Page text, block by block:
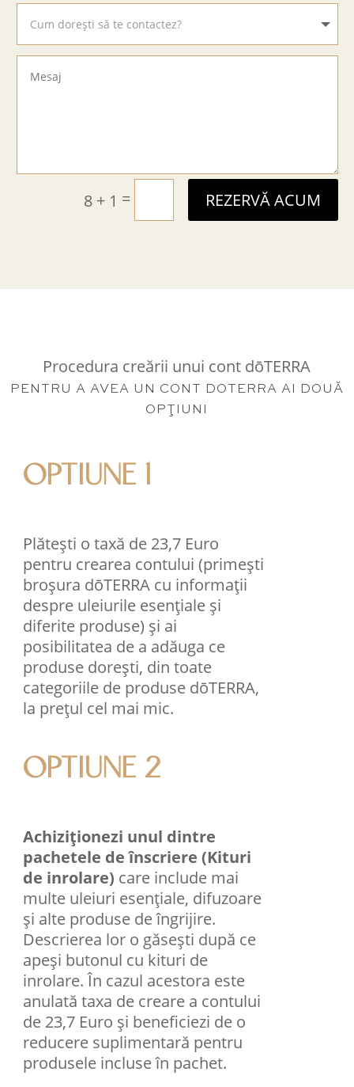
8 + 1 = REZERVĂ ACUM
Procedura creării unui cont dōTERRA
PENTRU A AVEA UN CONT DOTERRA AI DOUĂ
OPŢIUNI
OPTIUNE 1
Plătești o taxă de 23,7 Euro
pentru crearea contului (primești
broșura dōTERRA cu informații
despre uleiurile esențiale și
diferite produse) și ai
posibilitatea de a adăuga ce
produse dorești, din toate
categoriile de produse dōTERRA,
la prețul cel mai mic.
OPTIUNE 2
Achiziționezi unul dintre
pachetele de înscriere (Kituri
de inrolare) care include mai
multe uleiuri esenţiale, difuzoare
şi alte produse de îngrijire.
Descrierea lor o găsești după ce
apeși butonul cu kituri de
inrolare. În cazul acestora este
anulată taxa de creare a contului
de 23,7 Euro și beneficiezi de o
reducere suplimentară pentru
produsele incluse în pachet.